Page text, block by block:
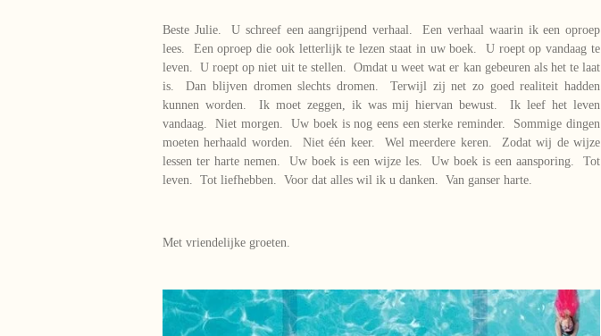
Beste Julie. U schreef een aangrijpend verhaal. Een verhaal waarin ik een oproep
lees. Een oproep die ook letterlijk te lezen staat in uw boek. U roept op vandaag te
leven. U roept op niet uit te stellen. Omdat u weet wat er kan gebeuren als het te laat
is. Dan blijven dromen slechts dromen. Terwijl zij net zo goed realiteit hadden
kunnen worden. Ik moet zeggen, ik was mij hiervan bewust. Ik leef het leven
vandaag. Niet morgen. Uw boek is nog eens een sterke reminder. Sommige dingen
moeten herhaald worden. Niet één keer. Wel meerdere keren. Zodat wij de wijze
lessen ter harte nemen. Uw boek is een wijze les. Uw boek is een aansporing. Tot
leven. Tot liefhebben. Voor dat alles wil ik u danken. Van ganser harte.
Met vriendelijke groeten.